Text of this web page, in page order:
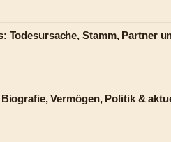
Todesursache, Stamm, Partner
Vermögen, Politik &